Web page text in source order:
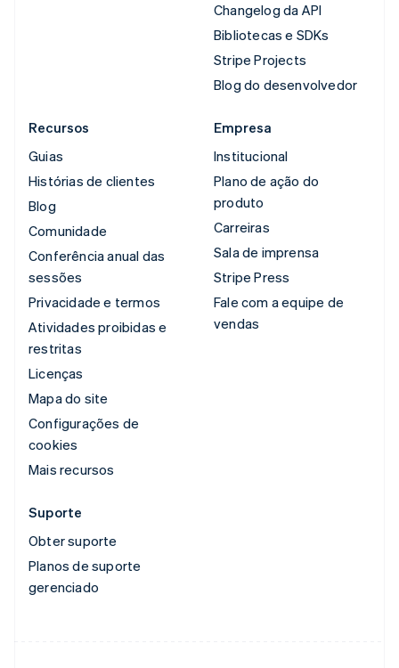
Changelog da API
Bibliotecas e SDKs
Stripe Projects
Blog do desenvolvedor
Recursos
Guias
Histórias de clientes
Blog
Comunidade
Conferência anual das
sessões
Privacidade e termos
Atividades proibidas e
restritas
Licenças
Mapa do site
Configurações de
cookies
Mais recursos
Empresa
Institucional
Plano de ação do
produto
Carreiras
Sala de imprensa
Stripe Press
Fale com a equipe de
vendas
Suporte
Obter suporte
Planos de suporte
gerenciado